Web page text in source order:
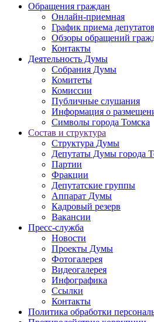
Обращения граждан
Онлайн-приемная
График приема депутатов
Обзоры обращений
Контакты
Деятельность Думы
Собрания Думы
Комитеты
Комиссии
Публичные слушания
Информация о
Символы города Томска
Состав и структура
Структура Думы
Депутаты Думы города
Партии
Фракции
Депутатские группы
Аппарат Думы
Кадровый резерв
Вакансии
Пресс-служба
Новости
Проекты Думы
Фотогалерея
Видеогалерея
Инфографика
Ссылки
Контакты
Политика обработки